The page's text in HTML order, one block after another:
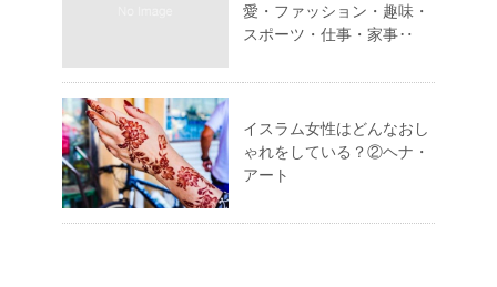
愛・ファッション・趣味・
スポーツ・仕事・家事‥
イスラム女性はどんなおし
ゃれをしている？②ヘナ・
アート